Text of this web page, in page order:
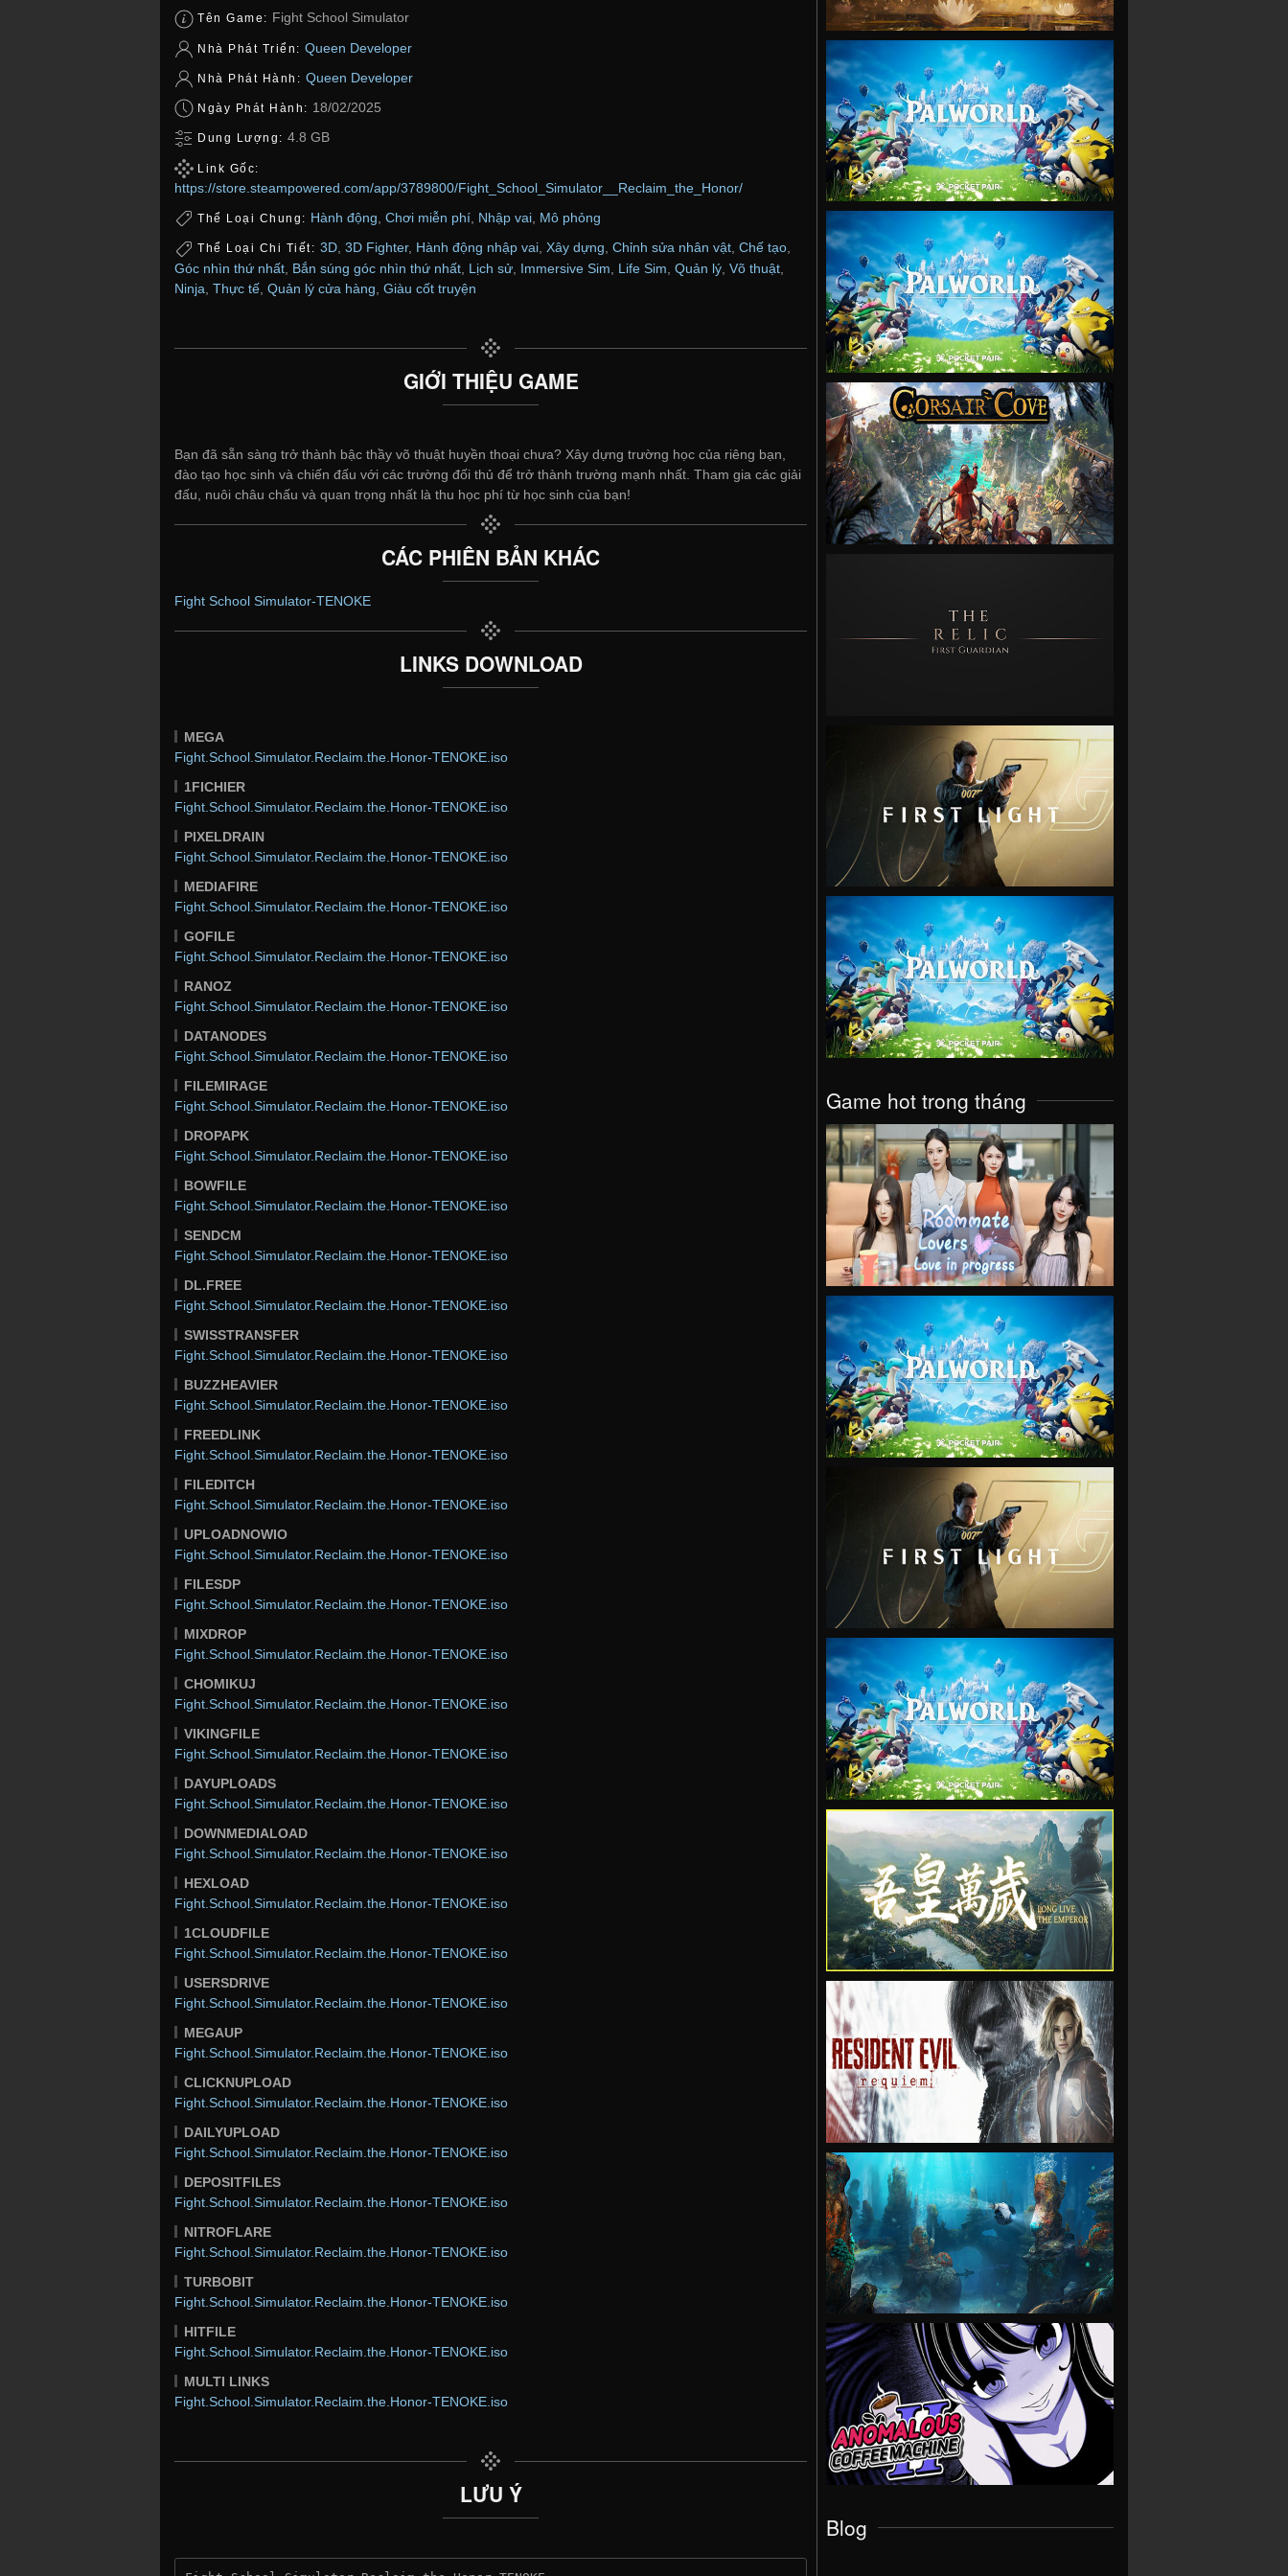
Tên Game: Fight School Simulator
Nhà Phát Triển: Queen Developer
Nhà Phát Hành: Queen Developer
Ngày Phát Hành: 18/02/2025
Dung Lượng: 4.8 GB
Link Gốc:
https://store.steampowered.com/app/3789800/Fight_School_Simulator__Reclaim_the_Honor/
Thể Loại Chung: Hành động Chơi miễn phí Nhập vai Mô phỏng
Thể Loại Chi Tiết: 3D, 3D Fighter, Hành động nhập vai, Xây dựng, Chỉnh sửa nhân vật, Chế tạo,
Góc nhìn thứ nhất Bắn súng góc nhìn thứ nhất Lịch sử Immersive Sim Life Sim Quản lý Võ thuật
Ninja Thực tế Quản lý cửa hàng Giàu cốt truyện
GIỚI THIỆU GAME
Bạn đã sẵn sàng trở thành bậc thầy võ thuật huyền thoại chưa? Xây dựng trường học của riêng bạn,
đào tạo học sinh và chiến đấu với các trường đối thủ để trở thành trường mạnh nhất. Tham gia các giải
đấu, nuôi châu chấu và quan trọng nhất là thu học phí từ học sinh của bạn!
CÁC PHIÊN BẢN KHÁC
Fight School Simulator-TENOKE
LINKS DOWNLOAD
MEGA
Fight.School.Simulator.Reclaim.the.Honor-TENOKE.iso
1FICHIER
Fight.School.Simulator.Reclaim.the.Honor-TENOKE.iso
PIXELDRAIN
Fight.School.Simulator.Reclaim.the.Honor-TENOKE.iso
MEDIAFIRE
Fight.School.Simulator.Reclaim.the.Honor-TENOKE.iso
GOFILE
Fight.School.Simulator.Reclaim.the.Honor-TENOKE.iso
RANOZ
Fight.School.Simulator.Reclaim.the.Honor-TENOKE.iso
DATANODES
Fight.School.Simulator.Reclaim.the.Honor-TENOKE.iso
FILEMIRAGE
Fight.School.Simulator.Reclaim.the.Honor-TENOKE.iso
DROPAPK
Fight.School.Simulator.Reclaim.the.Honor-TENOKE.iso
BOWFILE
Fight.School.Simulator.Reclaim.the.Honor-TENOKE.iso
SENDCM
Fight.School.Simulator.Reclaim.the.Honor-TENOKE.iso
DL.FREE
Fight.School.Simulator.Reclaim.the.Honor-TENOKE.iso
SWISSTRANSFER
Fight.School.Simulator.Reclaim.the.Honor-TENOKE.iso
BUZZHEAVIER
Fight.School.Simulator.Reclaim.the.Honor-TENOKE.iso
FREEDLINK
Fight.School.Simulator.Reclaim.the.Honor-TENOKE.iso
FILEDITCH
Fight.School.Simulator.Reclaim.the.Honor-TENOKE.iso
UPLOADNOWIO
Fight.School.Simulator.Reclaim.the.Honor-TENOKE.iso
FILESDP
Fight.School.Simulator.Reclaim.the.Honor-TENOKE.iso
MIXDROP
Fight.School.Simulator.Reclaim.the.Honor-TENOKE.iso
CHOMIKUJ
Fight.School.Simulator.Reclaim.the.Honor-TENOKE.iso
VIKINGFILE
Fight.School.Simulator.Reclaim.the.Honor-TENOKE.iso
DAYUPLOADS
Fight.School.Simulator.Reclaim.the.Honor-TENOKE.iso
DOWNMEDIALOAD
Fight.School.Simulator.Reclaim.the.Honor-TENOKE.iso
HEXLOAD
Fight.School.Simulator.Reclaim.the.Honor-TENOKE.iso
1CLOUDFILE
Fight.School.Simulator.Reclaim.the.Honor-TENOKE.iso
USERSDRIVE
Fight.School.Simulator.Reclaim.the.Honor-TENOKE.iso
MEGAUP
Fight.School.Simulator.Reclaim.the.Honor-TENOKE.iso
CLICKNUPLOAD
Fight.School.Simulator.Reclaim.the.Honor-TENOKE.iso
DAILYUPLOAD
Fight.School.Simulator.Reclaim.the.Honor-TENOKE.iso
DEPOSITFILES
Fight.School.Simulator.Reclaim.the.Honor-TENOKE.iso
NITROFLARE
Fight.School.Simulator.Reclaim.the.Honor-TENOKE.iso
TURBOBIT
Fight.School.Simulator.Reclaim.the.Honor-TENOKE.iso
HITFILE
Fight.School.Simulator.Reclaim.the.Honor-TENOKE.iso
MULTI LINKS
Fight.School.Simulator.Reclaim.the.Honor-TENOKE.iso
LƯU Ý
VIEW
VIEW
VIEW
VIEW
VIEW
VIEW
Game hot trong tháng
VIEW
VIEW
VIEW
VIEW
VIEW
VIEW
VIEW
VIEW
Blog